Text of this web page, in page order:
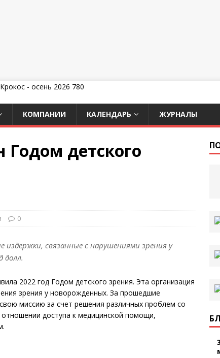
КОМПАНИИ КАЛЕНДАРЬ ЖУРНАЛЫ
Годом детского
0
издержки, связанные с нарушениями зрения у
долл.
2022 год Годом детского зрения. Эта организация
зрения у новорожденных. За прошедшие
миссию за счет решения различных проблем со
доступа к медицинской помощи,